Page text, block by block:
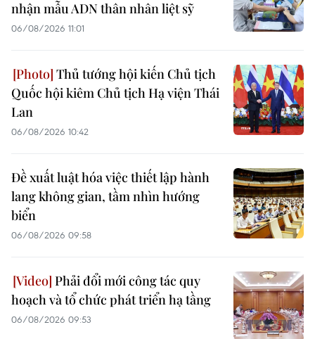
nhận mẫu ADN thân nhân liệt sỹ
06/08/2026 11:01
Thủ tướng hội kiến Chủ tịch
Quốc hội kiêm Chủ tịch Hạ viện Thái
Lan
06/08/2026 10:42
Đề xuất luật hóa việc thiết lập hành
lang không gian, tầm nhìn hướng
biển
06/08/2026 09:58
Phải đổi mới công tác quy
hoạch và tổ chức phát triển hạ tầng
06/08/2026 09:53